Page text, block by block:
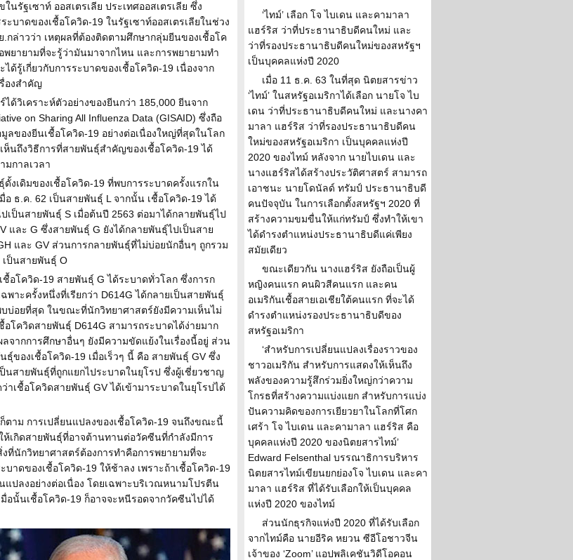
นรัฐเซาท์ ออสเตรเลีย ประเทศออสเตรเลีย ซึ่ง
ะบาดของเชื้อโควิด-19 ในรัฐเซาท์ออสเตรเลียในช่วง
.กล่าวว่า เหตุผลที่ต้องติดตามศึกษากลุ่มยีนของเชื้อโค
พยายามที่จะรู้ว่ามันมาจากไหน และการพยายามทำ
ได้รู้เกี่ยวกับการระบาดของเชื้อโควิด-19 เนื่องจาก
องสำคัญ
ได้วิเคราะห์ตัวอย่างของยีนกว่า 185,000 ยีนจาก
on Sharing All Influenza Data (GISAID) ซึ่งถือ
ลของยีนเชื้อโควิด-19 อย่างต่อเนื่องใหญ่ที่สุดในโลก
ห็นถึงวิธีการที่สายพันธ์ุสำคัญของเชื้อโควิด-19 ได้
มกาลเวลา
ดั้งเดิมของเชื้อโควิด-19 ที่พบการระบาดครั้งแรกใน
มื่อ ธ.ค. 62 เป็นสายพันธุ์ L จากนั้น เชื้อโควิด-19 ได้
เป็นสายพันธุ์ S เมื่อต้นปี 2563 ต่อมาได้กลายพันธุ์ไป
และ G ซึ่งสายพันธุ์ G ยังได้กลายพันธุ์ไปเป็นสาย
และ GV ส่วนการกลายพันธุ์ที่ไม่บ่อยนักอื่นๆ ถูกรวม
เป็นสายพันธุ์ O
อโควิด-19 สายพันธุ์ G ได้ระบาดทั่วโลก ซึ่งการก
พาะครั้งหนึ่งที่เรียกว่า D614G ได้กลายเป็นสายพันธุ์
บ่อยที่สุด ในขณะที่นักวิทยาศาสตร์ยังมีความเห็นไม่
อโควิดสายพันธุ์ D614G สามารถระบาดได้ง่ายมาก
ลจากการศึกษาอื่นๆ ยังมีความขัดแย้งในเรื่องนี้อยู่ ส่วน
ธุ์ของเชื้อโควิด-19 เมื่อเร็วๆ นี้ คือ สายพันธุ์ GV ซึ่ง
นสายพันธุ์ที่ถูกแยกไประบาดในยุโรป ซึ่งผู้เชี่ยวชาญ
าเชื้อโควิดสายพันธุ์ GV ได้เข้ามาระบาดในยุโรปได้
ก็ตาม การเปลี่ยนแปลงของเชื้อโควิด-19 จนถึงขณะนี้
ห้เกิดสายพันธุ์ที่อาจต้านทานต่อวัคซีนที่กำลังมีการ
ที่นักวิทยาศาสตร์ต้องการทำคือการพยายามที่จะ
บาดของเชื้อโควิด-19 ให้ช้าลง เพราะถ้าเชื้อโควิด-19
แปลงอย่างต่อเนื่อง โดยเฉพาะบริเวณหนามโปรตีน
มื่อนั้นเชื้อโควิด-19 ก็อาจจะหนีรอดจากวัคซีนไปได้
‘ไทม์’ เลือก โจ ไบเดน และคามาลา
แฮร์ริส ว่าที่ประธานาธิบดีคนใหม่ และ
ว่าที่รองประธานาธิบดีคนใหม่ของสหรัฐฯ
เป็นบุคคลแห่งปี 2020
เมื่อ 11 ธ.ค. 63 ในที่สุด นิตยสารข่าว
‘ไทม์’ ในสหรัฐอเมริกาได้เลือก นายโจ ไบ
เดน ว่าที่ประธานาธิบดีคนใหม่ และนางคา
มาลา แฮร์ริส ว่าที่รองประธานาธิบดีคน
ใหม่ของสหรัฐอเมริกา เป็นบุคคลแห่งปี
2020 ของไทม์ หลังจาก นายไบเดน และ
นางแฮร์ริสได้สร้างประวัติศาสตร์ สามารถ
เอาชนะ นายโดนัลด์ ทรัมป์ ประธานาธิบดี
คนปัจจุบัน ในการเลือกตั้งสหรัฐฯ 2020 ที่
สร้างความขมขื่นให้แก่ทรัมป์ ซึ่งทำให้เขา
ได้ดำรงตำแหน่งประธานาธิบดีแค่เพียง
สมัยเดียว
ขณะเดียวกัน นางแฮร์ริส ยังถือเป็นผู้
หญิงคนแรก คนผิวสีคนแรก และคน
อเมริกันเชื้อสายเอเชียใต้คนแรก ที่จะได้
ดำรงตำแหน่งรองประธานาธิบดีของ
สหรัฐอเมริกา
‘สำหรับการเปลี่ยนแปลงเรื่องราวของ
ชาวอเมริกัน สำหรับการแสดงให้เห็นถึง
พลังของความรู้สึกร่วมยิ่งใหญ่กว่าความ
โกรธที่สร้างความแบ่งแยก สำหรับการแบ่ง
ปันความคิดของการเยียวยาในโลกที่โศก
เศร้า โจ ไบเดน และคามาลา แฮร์ริส คือ
บุคคลแห่งปี 2020 ของนิตยสารไทม์’
Edward Felsenthal บรรณาธิการบริหาร
นิตยสารไทม์เขียนยกย่องโจ ไบเดน และคา
มาลา แฮร์ริส ที่ได้รับเลือกให้เป็นบุคคล
แห่งปี 2020 ของไทม์
ส่วนนักธุรกิจแห่งปี 2020 ที่ได้รับเลือก
จากไทม์คือ นายอีริค หยวน ซีอีโอชาวจีน
เจ้าของ ‘Zoom’ แอปพลิเคชันวิดีโอคอน